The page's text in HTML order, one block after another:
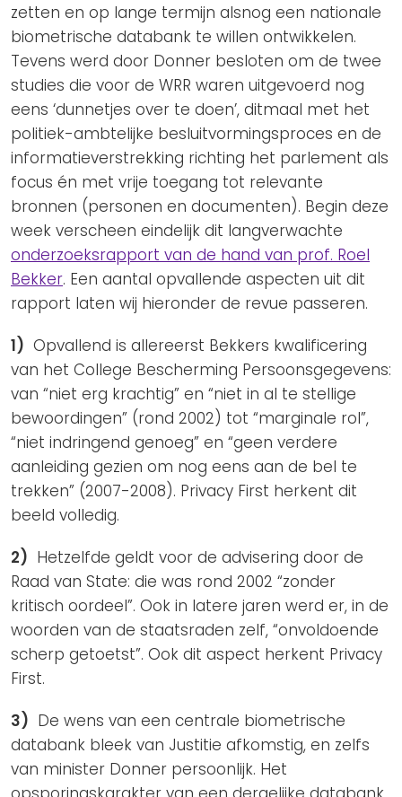
zetten en op lange termijn alsnog een nationale
biometrische databank te willen ontwikkelen.
Tevens werd door Donner besloten om de twee
studies die voor de WRR waren uitgevoerd nog
eens ‘dunnetjes over te doen’, ditmaal met het
politiek-ambtelijke besluitvormingsproces en de
informatieverstrekking richting het parlement als
focus én met vrije toegang tot relevante
bronnen (personen en documenten). Begin deze
week verscheen eindelijk dit langverwachte
onderzoeksrapport van de hand van prof. Roel
Bekker. Een aantal opvallende aspecten uit dit
rapport laten wij hieronder de revue passeren.
1) Opvallend is allereerst Bekkers kwalificering
van het College Bescherming Persoonsgegevens:
van “niet erg krachtig” en “niet in al te stellige
bewoordingen” (rond 2002) tot “marginale rol”,
“niet indringend genoeg” en “geen verdere
aanleiding gezien om nog eens aan de bel te
trekken” (2007-2008). Privacy First herkent dit
beeld volledig.
2) Hetzelfde geldt voor de advisering door de
Raad van State: die was rond 2002 “zonder
kritisch oordeel”. Ook in latere jaren werd er, in de
woorden van de staatsraden zelf, “onvoldoende
scherp getoetst”. Ook dit aspect herkent Privacy
First.
3) De wens van een centrale biometrische
databank bleek van Justitie afkomstig, en zelfs
van minister Donner persoonlijk. Het